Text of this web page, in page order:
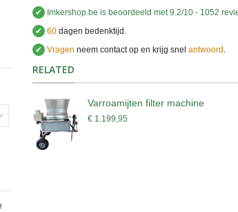
✔
Imkershop.be is beoordeeld met9.2/10 -1052
✔ 60dagen bedenktijd.
✔ Vragen neem contact op en krijg snel antwoord ..
RELATED
Varroamijten filter machine
€ 1.199,95